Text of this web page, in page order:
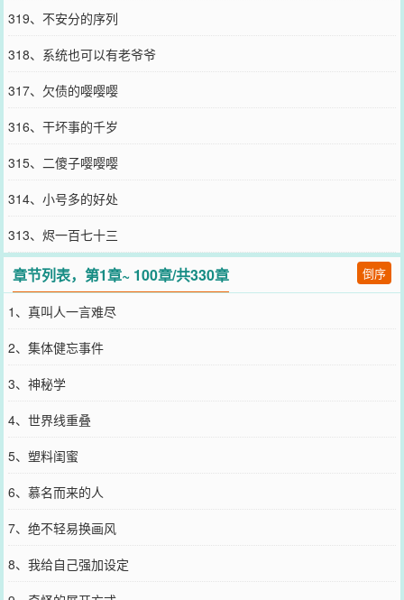
319、不安分的序列
318、系统也可以有老爷爷
317、欠债的嘤嘤嘤
316、干坏事的千岁
315、二傻子嘤嘤嘤
314、小号多的好处
313、烬一百七十三
章节列表，第1章~ 100章/共330章 倒序
1、真叫人一言难尽
2、集体健忘事件
3、神秘学
4、世界线重叠
5、塑料闺蜜
6、慕名而来的人
7、绝不轻易换画风
8、我给自己强加设定